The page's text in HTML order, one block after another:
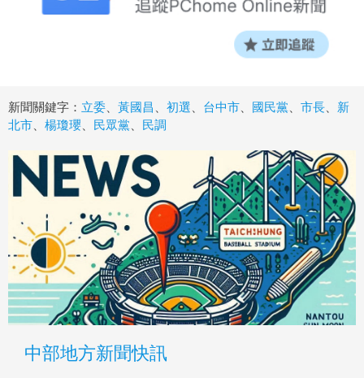
新聞關鍵字： 立委、 黃國昌 、 初選、 台中市、 國民黨、 市長、 新
北市、 楊瓊瓔、 民眾黨、 民調
中部地方新聞快訊